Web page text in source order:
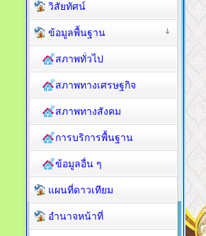
วิสัยทัศน์
ข้อมูลพื้นฐาน
สภาพทั่วไป
สภาพทางเศรษฐกิจ
สภาพทางสังคม
การบริการพื้นฐาน
ข้อมูลอื่น ๆ
แผนที่ดาวเทียม
อำนาจหน้าที่